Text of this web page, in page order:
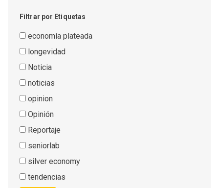
Iniciativas
Publicaciones
Contacto
Filtrar por Etiquetas
economía plateada
longevidad
Noticia
noticias
opinion
Opinión
Reportaje
seniorlab
silver economy
tendencias